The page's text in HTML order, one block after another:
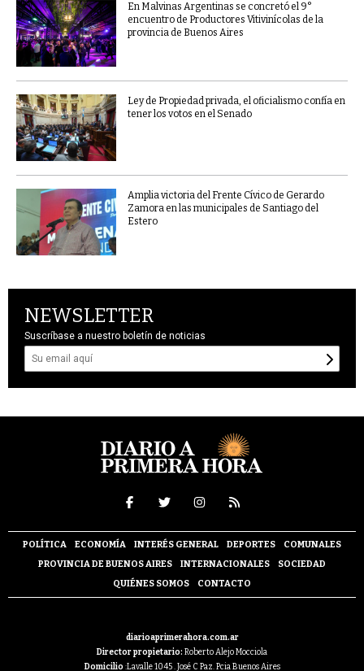
En Malvinas Argentinas se concretó el 9°
encuentro de Productores Vitivinícolas de la
provincia de Buenos Aires
Ley de Propiedad privada, el oficialismo confía en
tener los votos en el Senado
Amplia victoria del Frente Cívico de Gerardo
Zamora en las municipales de Santiago del
Estero
NEWSLETTER
Suscríbase a nuestro boletín de noticias
POLÍTICA ECONOMÍA INTERÉS GENERAL DEPORTES
COMUNALES
PROVINCIA DE BUENOS AIRES
INTERNACIONALES
SOCIEDAD
QUIÉNES SOMOS
CONTACTO
diarioaprimerahora.com.ar
Director propietario: Roberto Alejo Mocciola
Domicilio :Lavalle 1045 . José C Paz. Pcia Buenos Aires